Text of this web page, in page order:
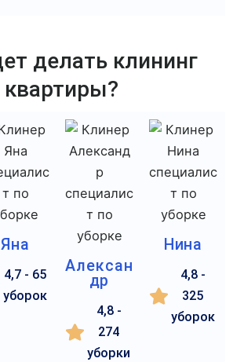
делать клининг
квартиры?
Яна
4,7 - 65
уборок
Алексан
др
4,8 -
274
уборки
Нина
4,8 -
325
уборок